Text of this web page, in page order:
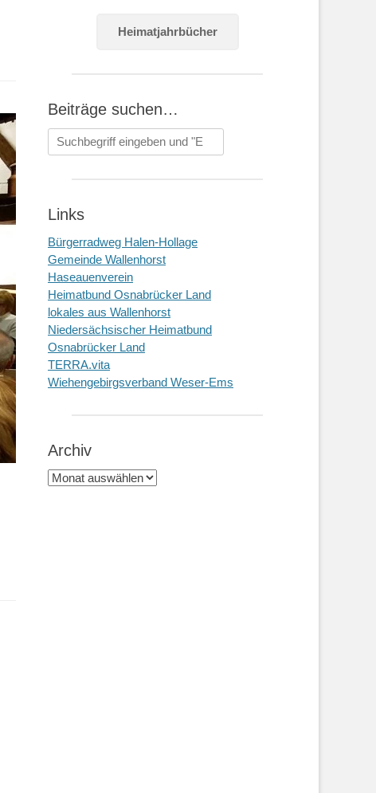
Heimatjahrbücher
Beiträge suchen…
Suchen
nach:
Links
Bürgerradweg Halen-Hollage
Gemeinde Wallenhorst
Haseauenverein
Heimatbund Osnabrücker Land
lokales aus Wallenhorst
Niedersächsischer Heimatbund
Osnabrücker Land
TERRA.vita
Wiehengebirgsverband Weser-Ems
Archiv
Archiv